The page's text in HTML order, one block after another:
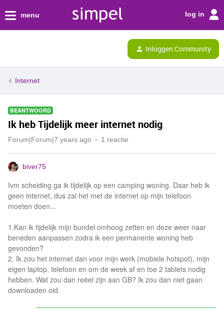
menu log in
Inloggen Community
Internet
BEANTWOORD
Ik heb Tijdelijk meer internet nodig
Forum|Forum|7 years ago 1 reactie
biver75
Ivm scheiding ga ik tijdelijk op een camping woning. Daar heb ik
geen internet, dus zal het met de internet op mijn telefoon
moeten doen...
1.Kan ik tijdelijk mijn bundel omhoog zetten en deze weer naar
beneden aanpassen zodra ik een permanente woning heb
gevonden?
2. Ik zou het internet dan voor mijn werk (mobiele hotspot), mijn
eigen laptop, telefoon en om de week af en toe 2 tablets nodig
hebben. Wat zou dan reëel zijn aan GB? Ik zou dan niet gaan
downloaden oid.